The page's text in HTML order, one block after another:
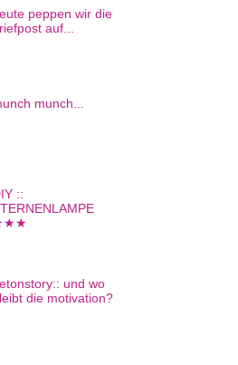
peppen wir die
auf...
munch...
::
und wo
die motivation?